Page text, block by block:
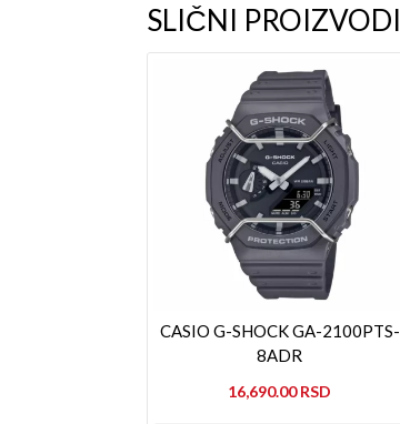
SLIČNI PROIZVODI
CASIO G-SHOCK GA-2100PTS-
8ADR
16,690.00